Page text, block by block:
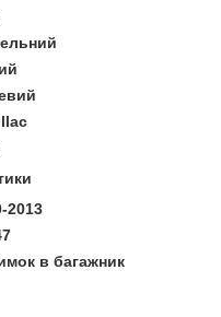
2013
в багажник